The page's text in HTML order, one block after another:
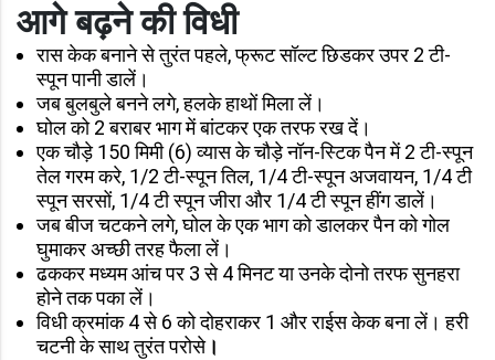
आगे बढ़ने की विधी
रास केक बनाने से तुरंत पहले, फ्रूट सॉल्ट छिडकर उपर 2 टी-
स्पून पानी डालें।
जब बुलबुले बनने लगे, हलके हाथों मिला लें।
घोल को 2 बराबर भाग में बांटकर एक तरफ रख दें।
एक चौड़े 150 मिमी (6) व्यास के चौड़े नॉन-स्टिक पैन में 2 टी-स्पून
तेल गरम करे, 1/2 टी-स्पून तिल, 1/4 टी-स्पून अजवायन, 1/4 टी
स्पून सरसों, 1/4 टी स्पून जीरा और 1/4 टी स्पून हींग डालें।
जब बीज चटकने लगे, घोल के एक भाग को डालकर पैन को गोल
घुमाकर अच्छी तरह फैला लें।
ढककर मध्यम आंच पर 3 से 4 मिनट या उनके दोनो तरफ सुनहरा
होने तक पका लें।
विधी क्रमांक 4 से 6 को दोहराकर 1 और राईस केक बना लें। हरी
चटनी के साथ तुरंत परोसे।